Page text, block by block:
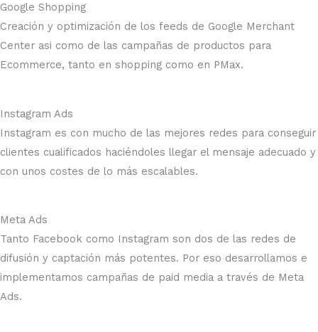
Google Shopping
Creación y optimización de los feeds de Google Merchant
Center asi como de las campañas de productos para
Ecommerce, tanto en shopping como en PMax.
Instagram Ads
Instagram es con mucho de las mejores redes para conseguir
clientes cualificados haciéndoles llegar el mensaje adecuado y
con unos costes de lo más escalables.
Meta Ads
Tanto Facebook como Instagram son dos de las redes de
difusión y captación más potentes. Por eso desarrollamos e
implementamos campañas de paid media a través de Meta
Ads.